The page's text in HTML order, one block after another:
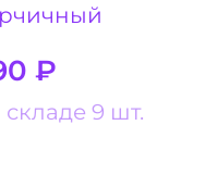
₽
складе 9 шт.